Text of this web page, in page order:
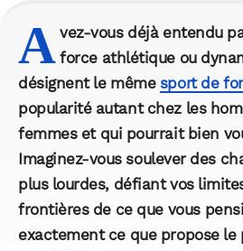
A vez-vous déjà entendu
force athlétiqueou
désignent le même sport de
popularité autant chez les
femmes et qui pourrait bien
Imaginez-vous soulever des
plus lourdes, défiant vos
frontières de ce que vous
exactement ce que propose